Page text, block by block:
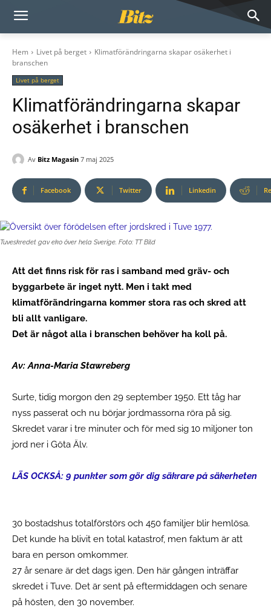
Hem Livet på berget
Klimatförändringarna skapar osäkerhet i
branschen
Livet på berget
Klimatförändringarna skapar
osäkerhet i branschen
Av Bitz Magasin 7 maj 2025
Facebook Twitter Linkedin
Tuveskredet gav eko över hela Sverige. Foto: TT Bild
Att det finns risk för ras i samband med gräv- och
byggarbete är inget nytt. Men i takt med
klimatförändringarna kommer stora ras och skred att
bli allt vanligare.
Det är något alla i branschen behöver ha koll på.
Av: Anna-Maria Stawreberg
Surte, tidig morgon den 29 september 1950. Ett tåg har
nyss passerat och nu börjar jordmassorna röra på sig.
Skredet varar i tre minuter och för med sig 10 miljoner ton
jord ner i Göta Älv.
LÄS OCKSÅ: 9 punkter som gör dig säkrare på säkerheten
30 bostadshus totalförstörs och 450 familjer blir hemlösa.
Det kunde ha blivit en total katastrof, men faktum är att
bara en person omkommer.
27 år senare är det dags igen. Den här gången inträffar
skredet i Tuve. Det är sent på eftermiddagen och senare
på hösten, den 30 november.